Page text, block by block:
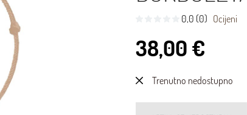
0,0 (0) Ocijeni
38,00 €
Trenutno nedostupno